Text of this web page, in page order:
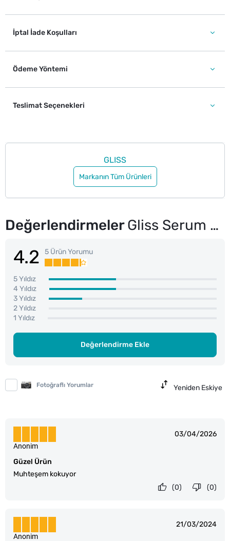
İptal İade Koşulları
Ödeme Yöntemi
Teslimat Seçenekleri
GLISS
Markanın Tüm Ürünleri
DeğerlendirmelerGliss Serum Deep Repair Onarıcı Sıvı Saç Bakım Kremi Protein Kompleksi ve Hint İnciri ile 200 ml
4.2 5 Ürün Yorumu
5 Yıldız
4 Yıldız
3 Yıldız
2 Yıldız
1 Yıldız
Değerlendirme Ekle
Fotoğraflı Yorumlar Yeniden Eskiye
03/04/2026
Güzel Ürün
Muhteşem kokuyor
Anonim
(0)
(0)
21/03/2024
Anonim